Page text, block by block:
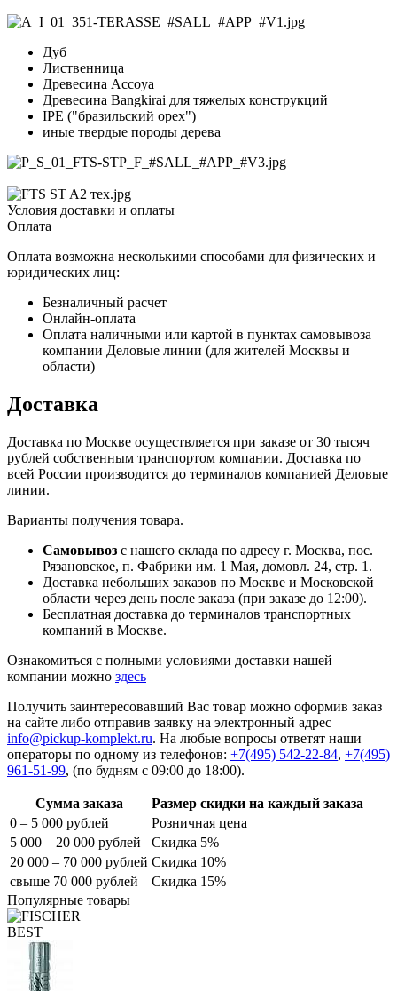
Дуб
Лиственница
Древесина Accoya
Древесина Bangkirai для тяжелых конструкций
IPE ("бразильский орех")
иные твердые породы дерева
Условия доставки и оплаты
Оплата
Оплата возможна несколькими способами для физических и
юридических лиц:
Безналичный расчет
Онлайн-оплата
Оплата наличными или картой в пунктах самовывоза
компании Деловые линии (для жителей Москвы и
области)
Доставка
Доставка по Москве осуществляется при заказе от 30 тысяч
рублей собственным транспортом компании. Доставка по
всей России производится до терминалов компанией Деловые
линии.
Варианты получения товара.
Самовывоз с нашего склада по адресу г. Москва, пос.
Рязановское, п. Фабрики им. 1 Мая, домовл. 24, стр. 1.
Доставка небольших заказов по Москве и Московской
области через день после заказа (при заказе до 12:00).
Бесплатная доставка до терминалов транспортных
компаний в Москве.
Ознакомиться с полными условиями доставки нашей
компании можно здесь
Получить заинтересовавший Вас товар можно оформив заказ
на сайте либо отправив заявку на электронный адрес
info@pickup-komplekt.ru. На любые вопросы ответят наши
операторы по одному из телефонов: +7(495) 542-22-84, +7(495)
961-51-99, (по будням с 09:00 до 18:00).
Сумма заказа
Размер скидки на каждый заказа
0 – 5 000 рублей
Розничная цена
5 000 – 20 000 рублей
Скидка 5%
20 000 – 70 000 рублей Скидка 10%
свыше 70 000 рублей
Скидка 15%
Популярные товары
BEST